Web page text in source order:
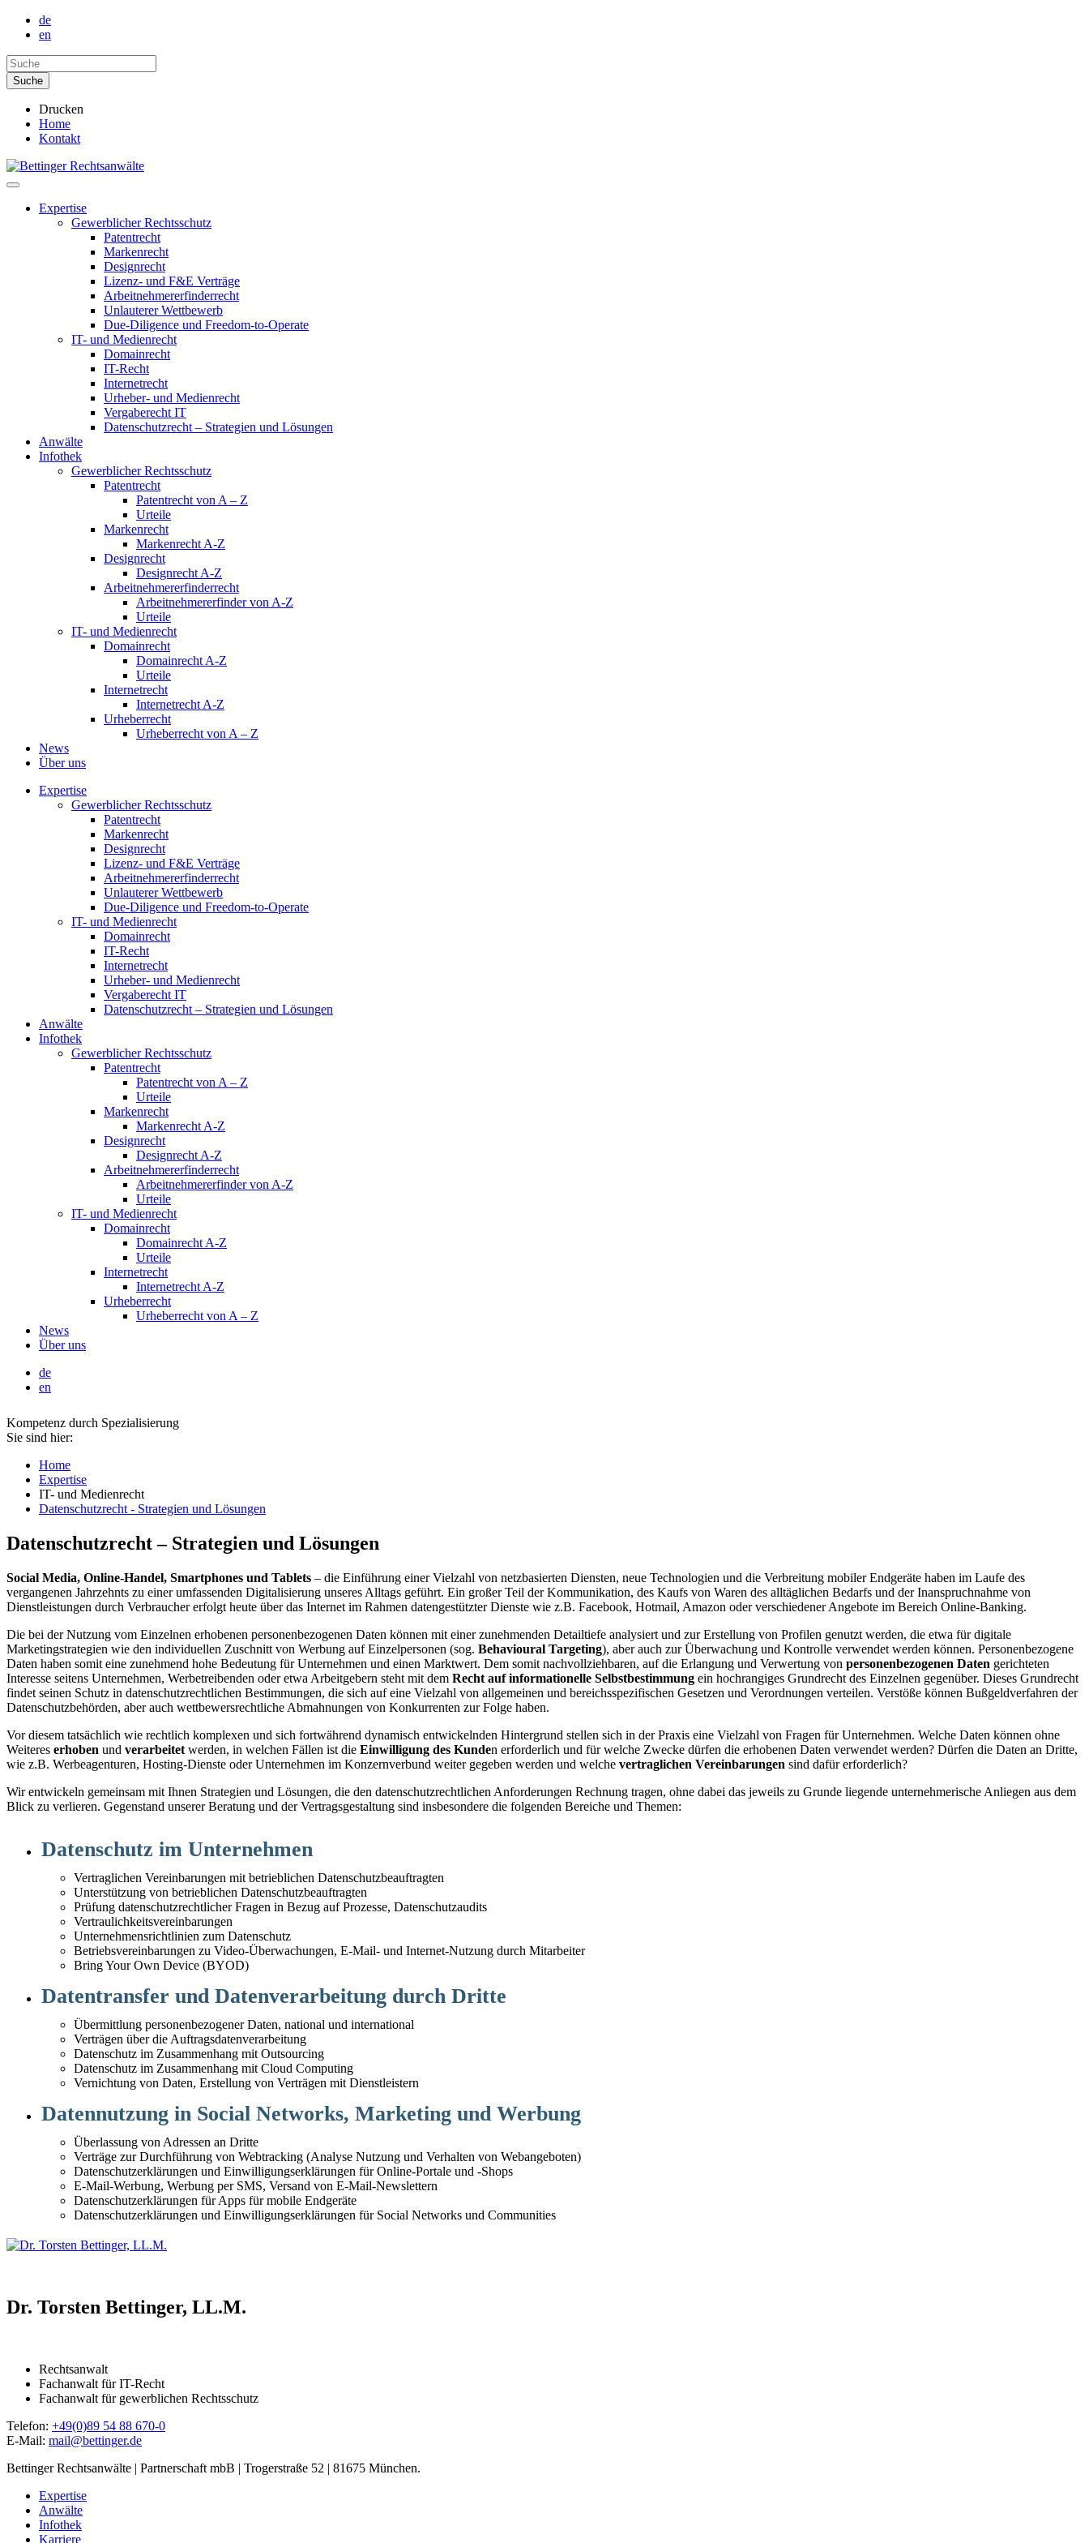
de
en
Drucken
Home
Kontakt
Expertise
Gewerblicher Rechtsschutz
Patentrecht
Markenrecht
Designrecht
Lizenz- und F&E Verträge
Arbeitnehmererfinderrecht
Unlauterer Wettbewerb
Due-Diligence und Freedom-to-Operate
IT- und Medienrecht
Domainrecht
IT-Recht
Internetrecht
Urheber- und Medienrecht
Vergaberecht IT
Datenschutzrecht – Strategien und Lösungen
Anwälte
Infothek
Gewerblicher Rechtsschutz
Patentrecht
Patentrecht von A – Z
Urteile
Markenrecht
Markenrecht A-Z
Designrecht
Designrecht A-Z
Arbeitnehmererfinderrecht
Arbeitnehmererfinder von A-Z
Urteile
IT- und Medienrecht
Domainrecht
Domainrecht A-Z
Urteile
Internetrecht
Internetrecht A-Z
Urheberrecht
Urheberrecht von A – Z
News
Über uns
Expertise
Gewerblicher Rechtsschutz
Patentrecht
Markenrecht
Designrecht
Lizenz- und F&E Verträge
Arbeitnehmererfinderrecht
Unlauterer Wettbewerb
Due-Diligence und Freedom-to-Operate
IT- und Medienrecht
Domainrecht
IT-Recht
Internetrecht
Urheber- und Medienrecht
Vergaberecht IT
Datenschutzrecht – Strategien und Lösungen
Anwälte
Infothek
Gewerblicher Rechtsschutz
Patentrecht
Patentrecht von A – Z
Urteile
Markenrecht
Markenrecht A-Z
Designrecht
Designrecht A-Z
Arbeitnehmererfinderrecht
Arbeitnehmererfinder von A-Z
Urteile
IT- und Medienrecht
Domainrecht
Domainrecht A-Z
Urteile
Internetrecht
Internetrecht A-Z
Urheberrecht
Urheberrecht von A – Z
News
Über uns
de
en
Kompetenz durch Spezialisierung
Sie sind hier:
Home
Expertise
IT- und Medienrecht
Datenschutzrecht - Strategien und Lösungen
Datenschutzrecht – Strategien und Lösungen
Social Media, Online-Handel, Smartphones und Tablets – die Einführung einer Vielzahl von netzbasierten Diensten, neue Technologien und die Verbreitung mobiler Endgeräte haben im Laufe des
vergangenen Jahrzehnts zu einer umfassenden Digitalisierung unseres Alltags geführt. Ein großer Teil der Kommunikation, des Kaufs von Waren des alltäglichen Bedarfs und der Inanspruchnahme von
Dienstleistungen durch Verbraucher erfolgt heute über das Internet im Rahmen datengestützter Dienste wie z.B. Facebook, Hotmail, Amazon oder verschiedener Angebote im Bereich Online-Banking.
Die bei der Nutzung vom Einzelnen erhobenen personenbezogenen Daten können mit einer zunehmenden Detailtiefe analysiert und zur Erstellung von Profilen genutzt werden, die etwa für digitale
Marketingstrategien wie den individuellen Zuschnitt von Werbung auf Einzelpersonen (sog. Behavioural Targeting), aber auch zur Überwachung und Kontrolle verwendet werden können. Personenbezogene
Daten haben somit eine zunehmend hohe Bedeutung für Unternehmen und einen Marktwert. Dem somit nachvollziehbaren, auf die Erlangung und Verwertung von personenbezogenen Daten gerichteten
Interesse seitens Unternehmen, Werbetreibenden oder etwa Arbeitgebern steht mit dem Recht auf informationelle Selbstbestimmung ein hochrangiges Grundrecht des Einzelnen gegenüber. Dieses Grundrecht
findet seinen Schutz in datenschutzrechtlichen Bestimmungen, die sich auf eine Vielzahl von allgemeinen und bereichsspezifischen Gesetzen und Verordnungen verteilen. Verstöße können Bußgeldverfahren der
Datenschutzbehörden, aber auch wettbewersrechtliche Abmahnungen von Konkurrenten zur Folge haben.
Vor diesem tatsächlich wie rechtlich komplexen und sich fortwährend dynamisch entwickelnden Hintergrund stellen sich in der Praxis eine Vielzahl von Fragen für Unternehmen. Welche Daten können ohne
Weiteres erhoben und verarbeitet werden, in welchen Fällen ist die Einwilligung des Kunden erforderlich und für welche Zwecke dürfen die erhobenen Daten verwendet werden? Dürfen die Daten an Dritte,
wie z.B. Werbeagenturen, Hosting-Dienste oder Unternehmen im Konzernverbund weiter gegeben werden und welche vertraglichen Vereinbarungen sind dafür erforderlich?
Wir entwickeln gemeinsam mit Ihnen Strategien und Lösungen, die den datenschutzrechtlichen Anforderungen Rechnung tragen, ohne dabei das jeweils zu Grunde liegende unternehmerische Anliegen aus dem
Blick zu verlieren. Gegenstand unserer Beratung und der Vertragsgestaltung sind insbesondere die folgenden Bereiche und Themen:
Datenschutz im Unternehmen
Vertraglichen Vereinbarungen mit betrieblichen Datenschutzbeauftragten
Unterstützung von betrieblichen Datenschutzbeauftragten
Prüfung datenschutzrechtlicher Fragen in Bezug auf Prozesse, Datenschutzaudits
Vertraulichkeitsvereinbarungen
Unternehmensrichtlinien zum Datenschutz
Betriebsvereinbarungen zu Video-Überwachungen, E-Mail- und Internet-Nutzung durch Mitarbeiter
Bring Your Own Device (BYOD)
Datentransfer und Datenverarbeitung durch Dritte
Übermittlung personenbezogener Daten, national und international
Verträgen über die Auftragsdatenverarbeitung
Datenschutz im Zusammenhang mit Outsourcing
Datenschutz im Zusammenhang mit Cloud Computing
Vernichtung von Daten, Erstellung von Verträgen mit Dienstleistern
Datennutzung in Social Networks, Marketing und Werbung
Überlassung von Adressen an Dritte
Verträge zur Durchführung von Webtracking (Analyse Nutzung und Verhalten von Webangeboten)
Datenschutzerklärungen und Einwilligungserklärungen für Online-Portale und -Shops
E-Mail-Werbung, Werbung per SMS, Versand von E-Mail-Newslettern
Datenschutzerklärungen für Apps für mobile Endgeräte
Datenschutzerklärungen und Einwilligungserklärungen für Social Networks und Communities
Dr. Torsten Bettinger, LL.M.
Rechtsanwalt
Fachanwalt für IT-Recht
Fachanwalt für gewerblichen Rechtsschutz
Telefon: +49(0)89 54 88 670-0
E-Mail: mail@bettinger.de
Bettinger Rechtsanwälte | Partnerschaft mbB | Trogerstraße 52 | 81675 München.
Expertise
Anwälte
Infothek
Karriere